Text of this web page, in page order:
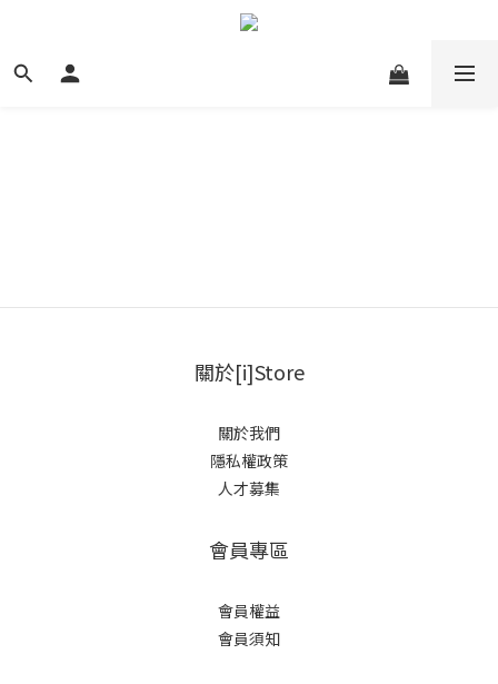
關於[i]Store
關於我們
隱私權政策
人才募集
會員專區
會員權益
會員須知